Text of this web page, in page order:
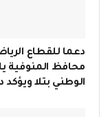
دعما للقطاع
محافظ المنوفية
الوطني بتلا